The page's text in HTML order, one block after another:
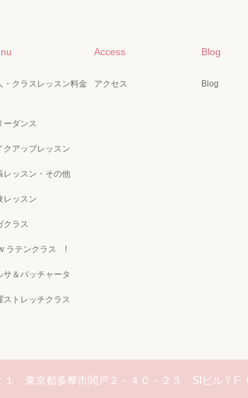
・クラスレッスン料金
ーダンス
クアップレッスン
レッスン・その他
レッスン
クラス
ラテンクラス !
サ＆バッチャータ
ストレッチクラス
Access
アクセス
Blog
Blog
１ 東京都多摩市関戸２－４０－２３ SIビル７F